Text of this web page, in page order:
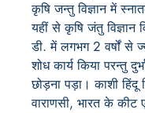
कृषि जन्तु विज्ञान में
यहीं से कृषि जंतु विज्ञान
डी. में लगभग 2 वर्षों से
शोध कार्य किया परन्तु
छोड़ना पड़ा। काशी हिंदू
वाराणसी, भारत के कीट